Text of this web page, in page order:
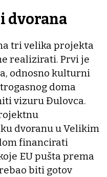
dvorana
tri velika projekta
realizirati. Prvi je
odnosno kulturni
doma
vizuru Đulovca.
dvoranu u Velikim
financirati
EU pušta prema
biti gotov